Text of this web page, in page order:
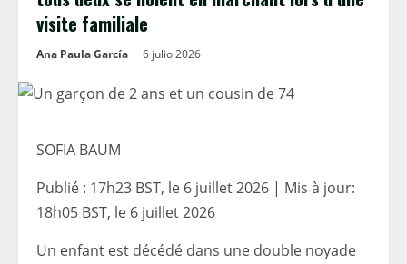
visite familiale
Ana Paula García 6 julio 2026
SOFIA BAUM
Publié : 17h23 BST, le 6 juillet 2026 | Mis à jour:
18h05 BST, le 6 juillet 2026
Un enfant est décédé dans une double noyade